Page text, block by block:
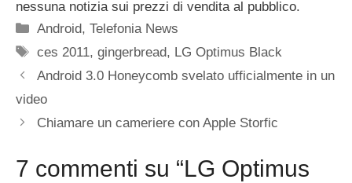
nessuna notizia sui prezzi di vendita al pubblico.
Categorie
Android,Telefonia News
Tag
ces 2011,gingerbread, LG Optimus Black
Android 3.0 Honeycomb svelato ufficialmente in un
video
Chiamare un cameriere con Apple Storfic
7 commenti su “LG Optimus